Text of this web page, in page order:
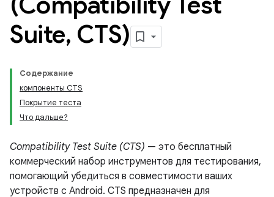
Suite, CTS)
Содержание
компоненты CTS
Покрытие теста
Что дальше?
Compatibility Test Suite (CTS) — это бесплатный
коммерческий набор инструментов для тестирования,
помогающий убедиться в совместимости ваших
устройств с Android. CTS предназначен для